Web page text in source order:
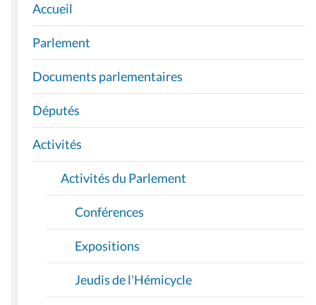
N
A
V
I
G
A
T
I
O
Accueil
Parlement
Documents parlementaires
Députés
Activités
Activités du Parlement
Conférences
Expositions
Jeudis de l'Hémicycle